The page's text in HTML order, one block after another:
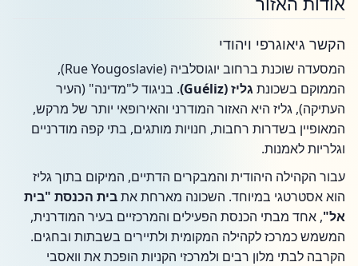
הקשר גיאוגרפי ויהודי
המסעדה שוכנת ברחוב יוגוסלביה (Rue Yougoslavie),
הממוקם בשכונתגליז (Guéliz)
. בניגוד ל"מדינה" (העיר
העתיקה), גליז היא האזור המודרני והאירופאי יותר של מרקש,
המאופיין בשדרות רחבות, חנויות מותגים, בתי קפה מודרניים
וגלריות לאמנות.
עבור הקהילה היהודית והמבקרים הדתיים, המיקום בתוך גליז
הוא אסטרטגי במיוחד. השכונה מארחת אתבית הכנסת "בית
אל", אחד מבתי הכנסת הפעילים והמרכזיים בעיר המודרנית,
המשמש כמרכז לקהילה המקומית ולתיירים בשבתות ובחגים.
הקרבה לבתי מלון רבים ולמרכזי הקניות הופכת את וואסבי